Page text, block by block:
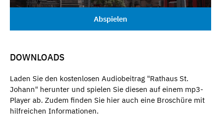
Abspielen
DOWNLOADS
Laden Sie den kostenlosen Audiobeitrag "Rathaus St.
Johann" herunter und spielen Sie diesen auf einem mp3-
Player ab. Zudem finden Sie hier auch eine Broschüre mit
hilfreichen Informationen.